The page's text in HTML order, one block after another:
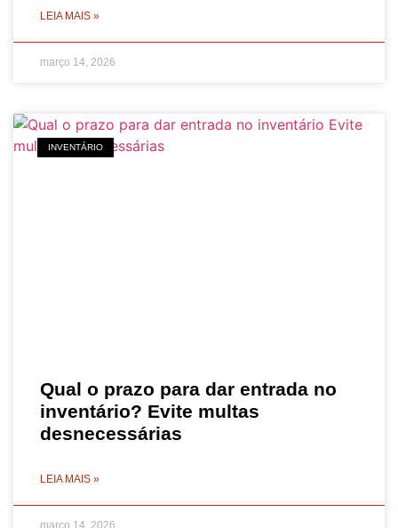
LEIA MAIS »
março 14, 2026
INVENTÁRIO
Qual o prazo para dar entrada no
inventário? Evite multas
desnecessárias
LEIA MAIS »
março 14, 2026